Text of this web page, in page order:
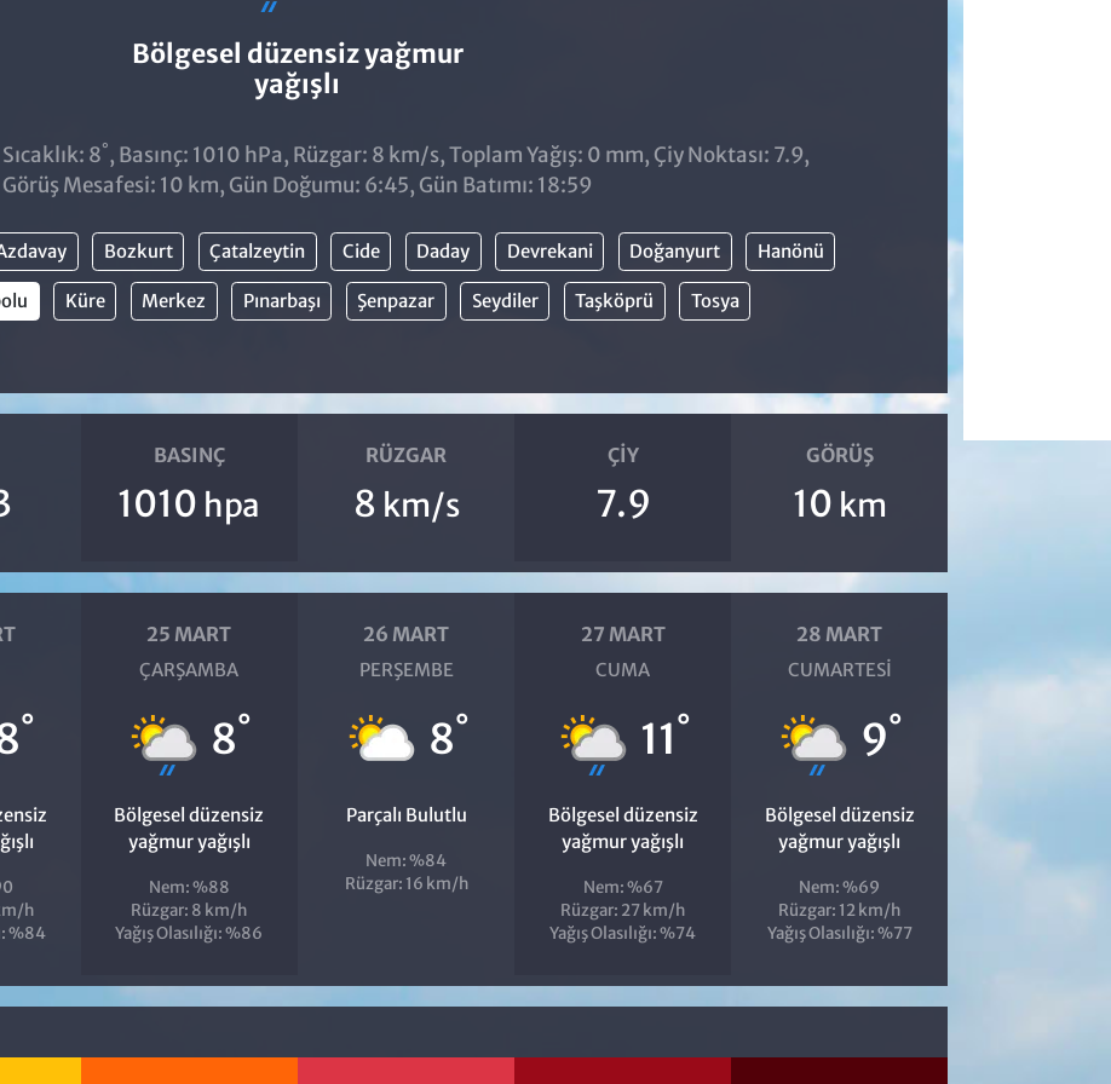
Bölgesel düzensiz yağmur
yağışlı
8°, Basınç: 1010 hPa, Rüzgar: 8 km/s, Toplam Yağış: 0 mm, Çiy Noktası: 7.9,
Görüş Mesafesi: 10 km, Gün Doğumu: 6:45, Gün Batımı: 18:59
Bozkurt Çatalzeytin Cide Daday Devrekani Doğanyurt Hanönü
Küre Merkez Pınarbaşı Şenpazar Seydiler Taşköprü Tosya
BASINÇ
1010 hpa
RÜZGAR
8 km/s
ÇIY
7.9
GÖRÜŞ
10 km
°
h
%84
25 MART
ÇARŞAMBA
8°
Bölgesel düzensiz
yağmur yağışlı
Nem: %88
Rüzgar: 8 km/h
Yağış Olasılığı: %86
26 MART
PERŞEMBE
8°
Parçalı Bulutlu
Nem: %84
Rüzgar: 16 km/h
27 MART
CUMA
11°
Bölgesel düzensiz
yağmur yağışlı
Nem: %67
Rüzgar: 27 km/h
Yağış Olasılığı: %74
28 MART
CUMARTESI
9°
Bölgesel düzensiz
yağmur yağışlı
Nem: %69
Rüzgar: 12 km/h
Yağış Olasılığı: %77